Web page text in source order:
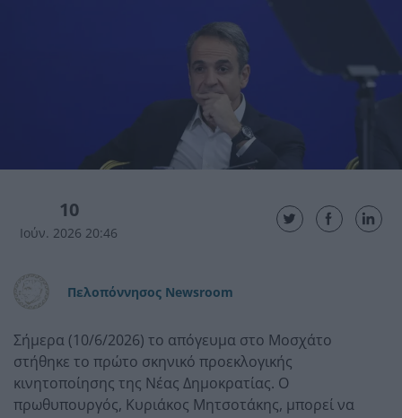
10
Ιούν. 2026 20:46
Πελοπόννησος Newsroom
Σήμερα (10/6/2026) το απόγευμα στο Μοσχάτο
στήθηκε το πρώτο σκηνικό προεκλογικής
κινητοποίησης της Νέας Δημοκρατίας. Ο
πρωθυπουργός, Κυριάκος Μητσοτάκης, μπορεί να